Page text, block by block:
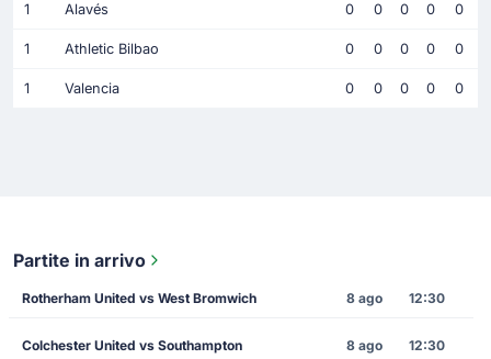
1 Alavés 0 0 0 0 0
1 Athletic Bilbao 0 0 0 0 0
1 Valencia 0 0 0 0 0
Partite in arrivo
Rotherham United vs West Bromwich 8 ago 12:30
Colchester United vs Southampton 8 ago 12:30